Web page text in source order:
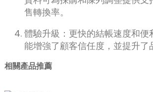
售轉換率。
體驗升級：更快的結帳速度和便
能增強了顧客信任度，並提升了
相關產品推薦